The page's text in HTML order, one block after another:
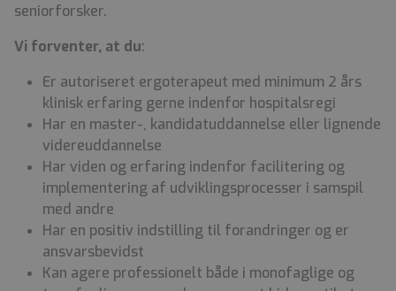
seniorforsker.
Vi forventer, at du:
Er autoriseret ergoterapeut med minimum 2 års
klinisk erfaring gerne indenfor hospitalsregi
Har en master-, kandidatuddannelse eller lignende
videreuddannelse
Har viden og erfaring indenfor facilitering og
implementering af udviklingsprocesser i samspil
med andre
Har en positiv indstilling til forandringer og er
ansvarsbevidst
Kan agere professionelt både i monofaglige og